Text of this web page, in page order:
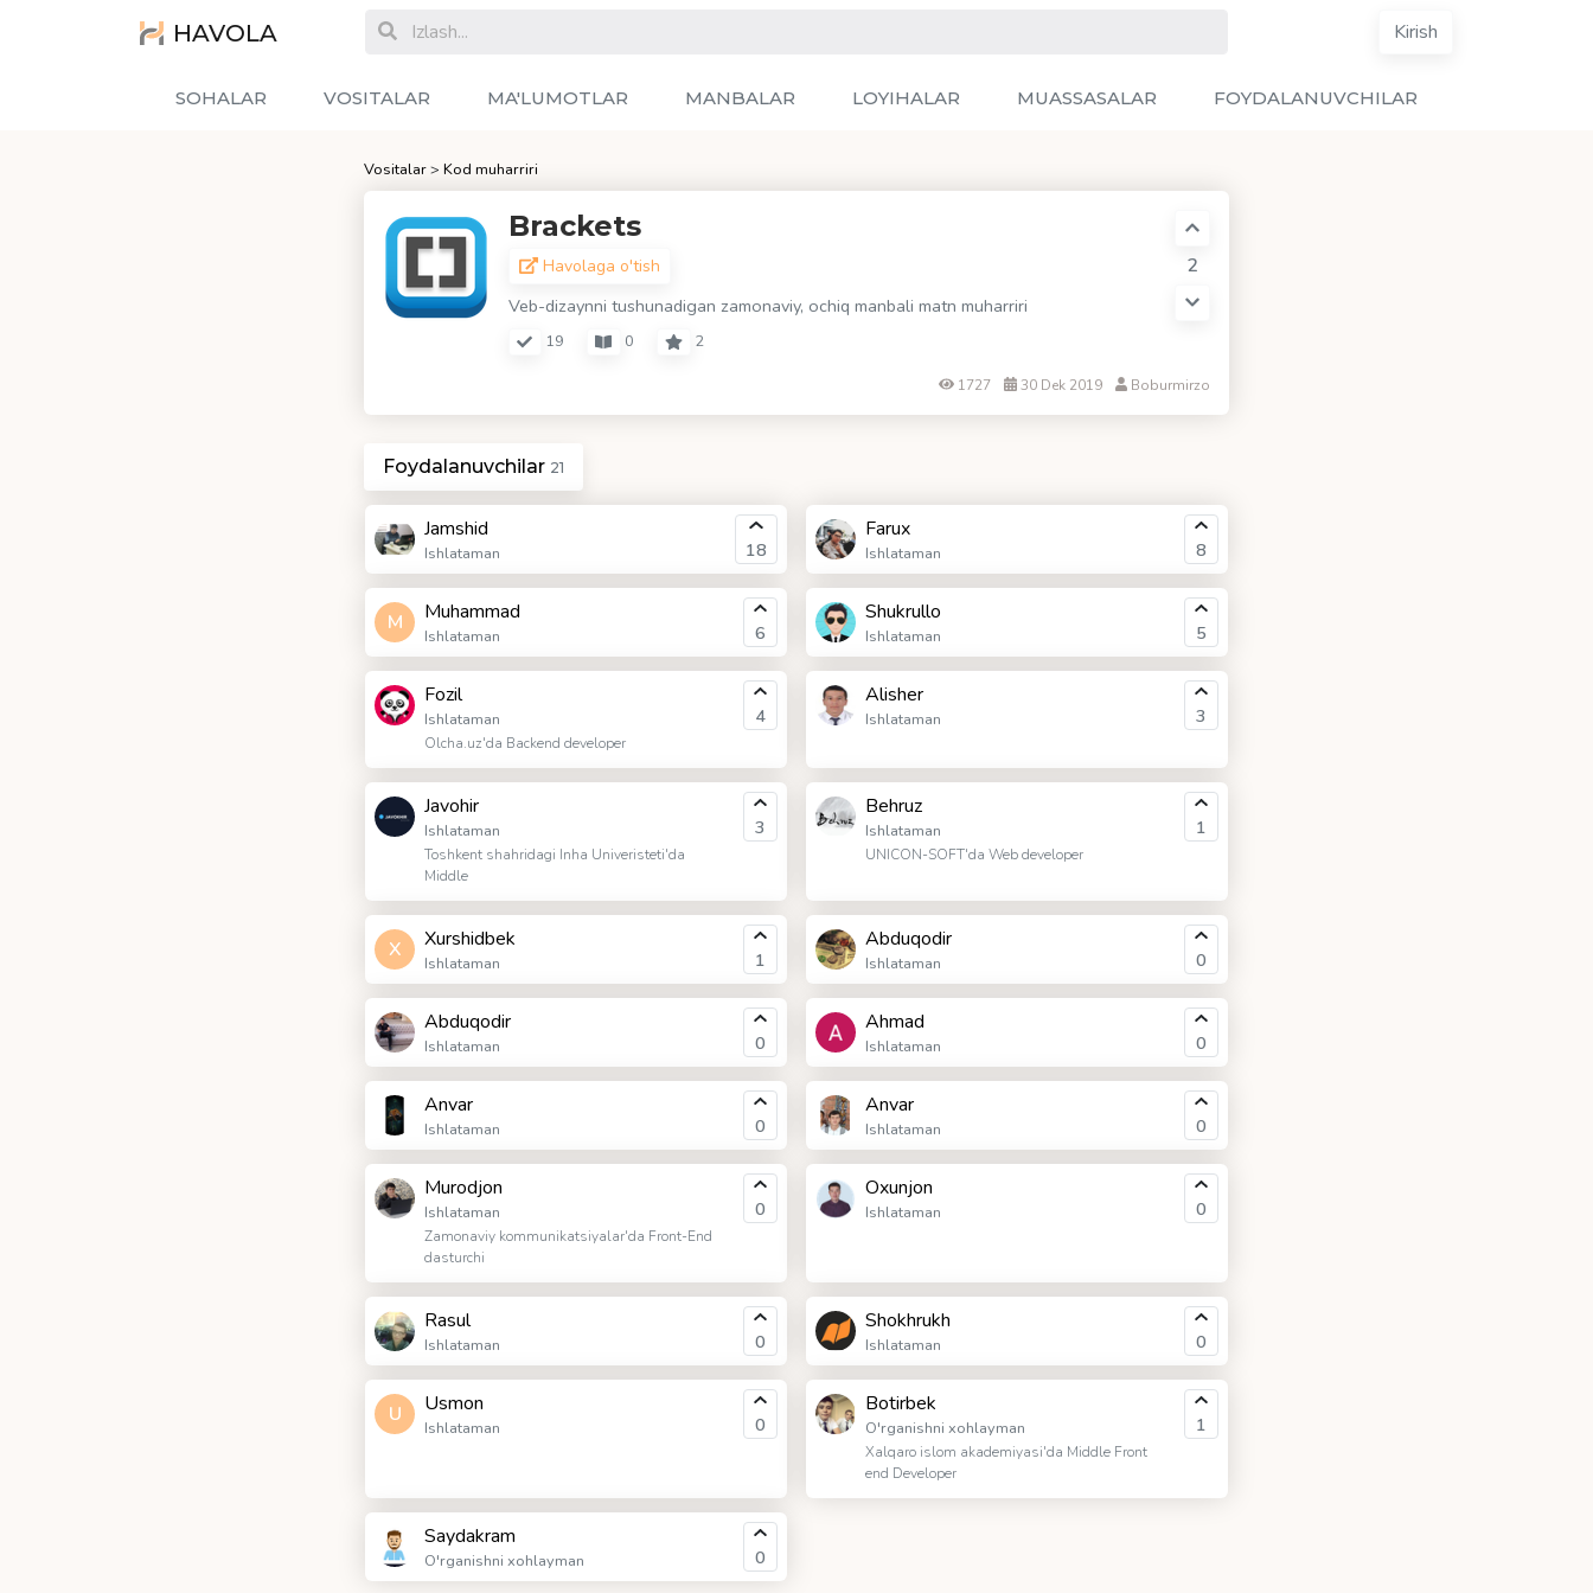
HAVOLA Kirish
SOHALAR VOSITALAR MA'LUMOTLAR MANBALAR LOYIHALAR MUASSASALAR FOYDALANUVCHILAR
Vositalar> Kod muharriri
Brackets
Havolaga o'tish
Veb-dizaynni tushunadigan zamonaviy, ochiq manbali matn muharriri
19 0 2
2
1727 30 Dek 2019 Boburmirzo
Foydalanuvchilar 21
Jamshid
Ishlataman 18
Farux
Ishlataman 8
M Muhammad
Ishlataman 6
Shukrullo
Ishlataman 5
Fozil
Ishlataman
Olcha.uz'da Backend developer
4
Alisher
Ishlataman 3
Javohir
Ishlataman
Toshkent shahridagi Inha Univeristeti'da
Middle
3
Behruz
Ishlataman
UNICON-SOFT'da Web developer
1
X Xurshidbek
Ishlataman 1
Abduqodir
Ishlataman 0
Abduqodir
Ishlataman 0
Ahmad
Ishlataman 0
Anvar
Ishlataman 0
Anvar
Ishlataman 0
Murodjon
Ishlataman
Zamonaviy kommunikatsiyalar'da Front-End
dasturchi
0
Oxunjon
Ishlataman 0
Rasul
Ishlataman 0
Shokhrukh
Ishlataman 0
U Usmon
Ishlataman 0
Botirbek
O'rganishni xohlayman
Xalqaro islom akademiyasi'da Middle Front
end Developer
1
Saydakram
O'rganishni xohlayman 0